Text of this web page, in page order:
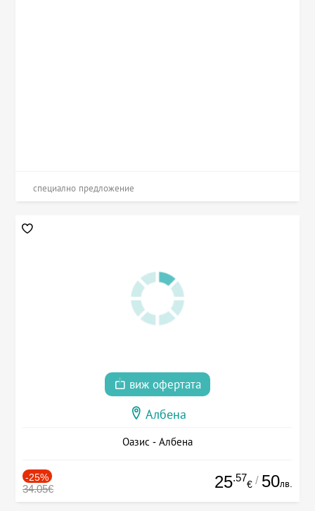
специално предложение
виж офертата
Албена
Оазис - Албена
-25%
34.05€ 25.57
€ / 50лв.